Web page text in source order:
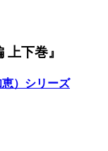
下巻』
）シリーズ